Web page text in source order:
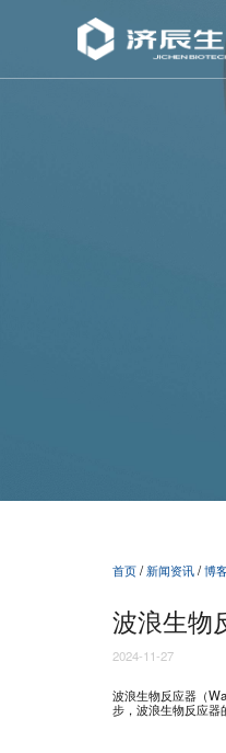
首页/ 新闻资讯/博
波浪生物
2024-11-27
波浪生物反应器（
步，波浪生物反应器